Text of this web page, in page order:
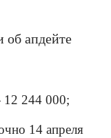
об апдейте
244 000;
14 апреля